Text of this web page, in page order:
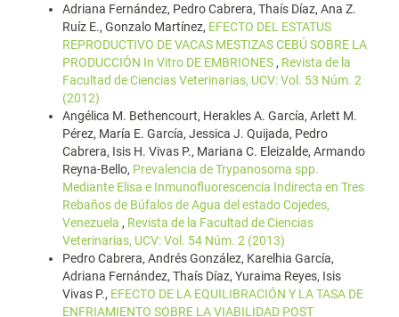
Adriana Fernández, Pedro Cabrera, Thaís Díaz, Ana Z.
Ruíz E., Gonzalo Martínez, EFECTO DEL ESTATUS
REPRODUCTIVO DE VACAS MESTIZAS CEBÚ SOBRE LA
PRODUCCIÓN In Vitro DE EMBRIONES , Revista de la
Facultad de Ciencias Veterinarias, UCV: Vol. 53 Núm. 2
(2012)
Angélica M. Bethencourt, Herakles A. García, Arlett M.
Pérez, María E. García, Jessica J. Quijada, Pedro
Cabrera, Isis H. Vivas P., Mariana C. Eleizalde, Armando
Reyna-Bello, Prevalencia de Trypanosoma spp.
Mediante Elisa e Inmunofluorescencia Indirecta en Tres
Rebaños de Búfalos de Agua del estado Cojedes,
Venezuela , Revista de la Facultad de Ciencias
Veterinarias, UCV: Vol. 54 Núm. 2 (2013)
Pedro Cabrera, Andrés González, Karelhia García,
Adriana Fernández, Thaís Díaz, Yuraima Reyes, Isis
Vivas P., EFECTO DE LA EQUILIBRACIÓN Y LA TASA DE
ENFRIAMIENTO SOBRE LA VIABILIDAD POST